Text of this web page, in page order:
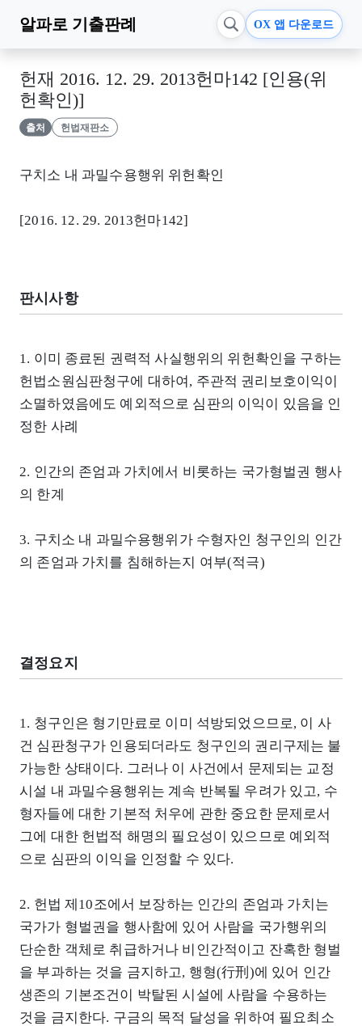
알파로 기출판례 OX 앱 다운로드
헌재 2016. 12. 29. 2013헌마142 [인용(위
헌확인)]
출처 헌법재판소
구치소 내 과밀수용행위 위헌확인
[2016. 12. 29. 2013헌마142]
판시사항
1. 이미 종료된 권력적 사실행위의 위헌확인을 구하는
헌법소원심판청구에 대하여, 주관적 권리보호이익이
소멸하였음에도 예외적으로 심판의 이익이 있음을 인
정한 사례
2. 인간의 존엄과 가치에서 비롯하는 국가형벌권 행사
의 한계
3. 구치소 내 과밀수용행위가 수형자인 청구인의 인간
의 존엄과 가치를 침해하는지 여부(적극)
결정요지
1. 청구인은 형기만료로 이미 석방되었으므로, 이 사
건 심판청구가 인용되더라도 청구인의 권리구제는 불
가능한 상태이다. 그러나 이 사건에서 문제되는 교정
시설 내 과밀수용행위는 계속 반복될 우려가 있고, 수
형자들에 대한 기본적 처우에 관한 중요한 문제로서
그에 대한 헌법적 해명의 필요성이 있으므로 예외적
으로 심판의 이익을 인정할 수 있다.
2. 헌법 제10조에서 보장하는 인간의 존엄과 가치는
국가가 형벌권을 행사함에 있어 사람을 국가행위의
단순한 객체로 취급하거나 비인간적이고 잔혹한 형벌
을 부과하는 것을 금지하고, 행형(行刑)에 있어 인간
생존의 기본조건이 박탈된 시설에 사람을 수용하는
것을 금지한다. 구금의 목적 달성을 위하여 필요최소